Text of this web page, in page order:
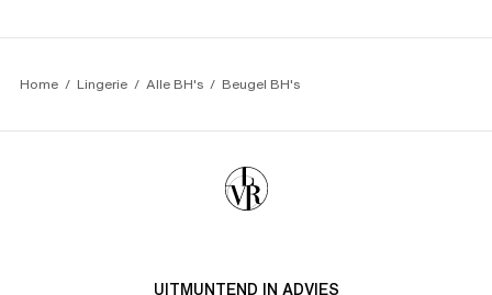
Home Lingerie Alle BH's Beugel BH's
UITMUNTEND IN ADVIES